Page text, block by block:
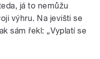
já to nemůžu
výhru. Na jevišti se
sám řekl: „Vyplatí se